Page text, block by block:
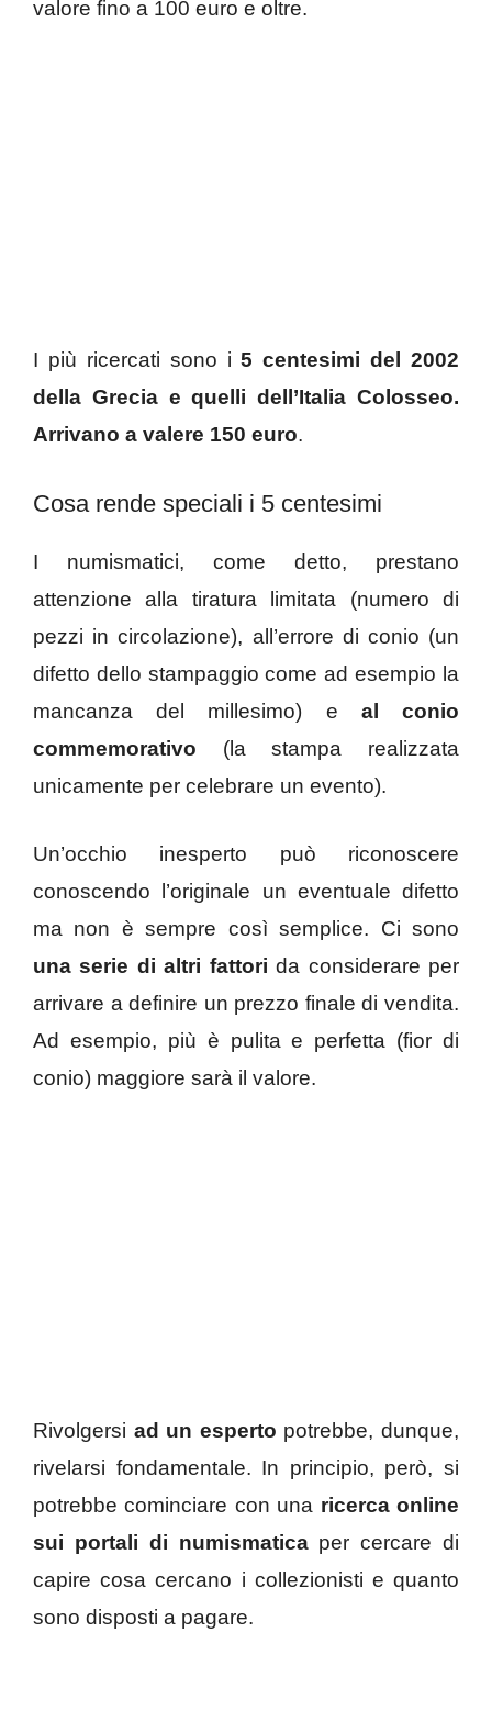
valore fino a 100 euro e oltre.
I più ricercati sono i5 centesimi del 2002
della Grecia e quelli dell’Italia Colosseo.
Arrivano a valere 150 euro.
Cosa rende speciali i 5 centesimi
I numismatici, come detto, prestano
attenzione alla tiratura limitata (numero di
pezzi in circolazione), all’errore di conio (un
difetto dello stampaggio come ad esempio la
mancanza del millesimo) e al conio
commemorativo (la stampa realizzata
unicamente per celebrare un evento).
Un’occhio inesperto può riconoscere
conoscendo l’originale un eventuale difetto
ma non è sempre così semplice. Ci sono
una serie di altri fattori da considerare per
arrivare a definire un prezzo finale di vendita.
Ad esempio, più è pulita e perfetta (fior di
conio) maggiore sarà il valore.
Rivolgersi ad un esperto potrebbe, dunque,
rivelarsi fondamentale. In principio, però, si
potrebbe cominciare con una ricerca online
sui portali di numismaticaper cercare di
capire cosa cercano i collezionisti e quanto
sono disposti a pagare.